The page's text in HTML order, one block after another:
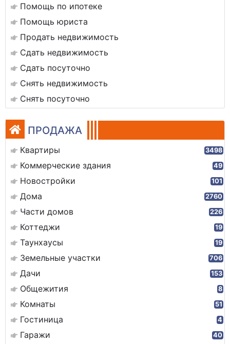
Помощь по ипотеке
Помощь юриста
Продать недвижимость
Сдать недвижимость
Сдать посуточно
Снять недвижимость
Снять посуточно
ПРОДАЖА
Квартиры 3498
Коммерческие здания 49
Новостройки 101
Дома 2760
Части домов 226
Коттеджи 19
Таунхаусы 19
Земельные участки 706
Дачи 153
Общежития 8
Комнаты 51
Гостиница 4
Гаражи 40